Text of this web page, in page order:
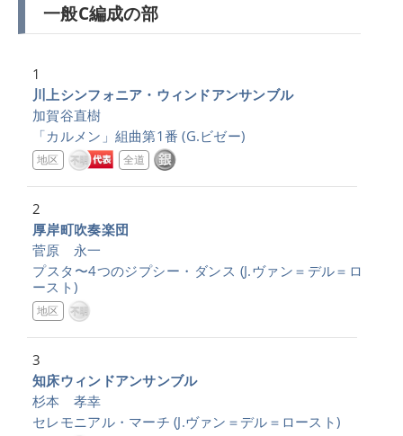
一般C編成の部
1
川上シンフォニア・ウィンドアンサンブル
加賀谷直樹
「カルメン」組曲第1番 (G.ビゼー)
地区 全道
2
厚岸町吹奏楽団
菅原 永一
プスタ〜4つのジプシー・ダンス (J.ヴァン＝デル＝ロ
ースト)
地区
3
知床ウィンドアンサンブル
杉本 孝幸
セレモニアル・マーチ (J.ヴァン＝デル＝ロースト)